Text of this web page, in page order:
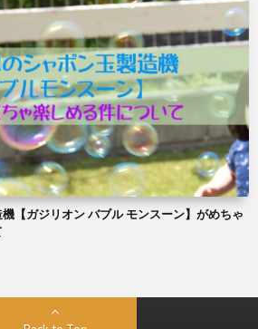
【ガジリオン バブル モンスーン】がめちゃ